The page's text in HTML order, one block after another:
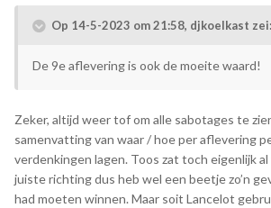
Op 14-5-2023 om 21:58, djkoelkast zei:
De 9e aflevering is ook de moeite waard!
Zeker, altijd weer tof om alle sabotages te
samenvatting van waar / hoe per aflevering
verdenkingen lagen. Toos zat toch eigenlijk
juiste richting dus heb wel een beetje zo’n
had moeten winnen. Maar soit Lancelot